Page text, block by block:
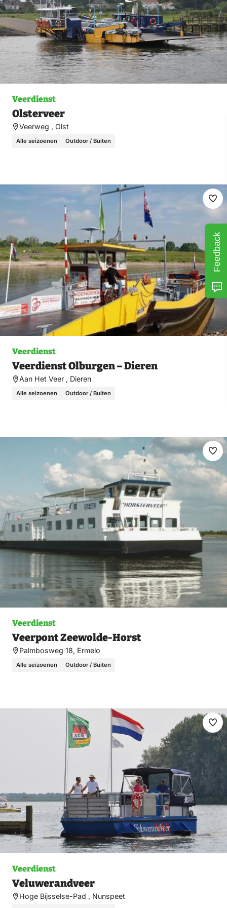
Veerdienst
Olsterveer
Veerweg , Olst
Alle seizoenen Outdoor / Buiten
Veerdienst
Veerdienst Olburgen – Dieren
Aan Het Veer , Dieren
Alle seizoenen Outdoor / Buiten
Veerdienst
Veerpont Zeewolde-Horst
Palmbosweg 18, Ermelo
Alle seizoenen Outdoor / Buiten
Veerdienst
Veluwerandveer
Hoge Bijsselse-Pad , Nunspeet
Feedback